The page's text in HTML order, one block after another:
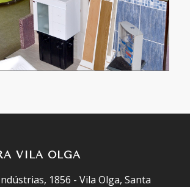
VILA OLGA
1856 - Vila Olga, Santa